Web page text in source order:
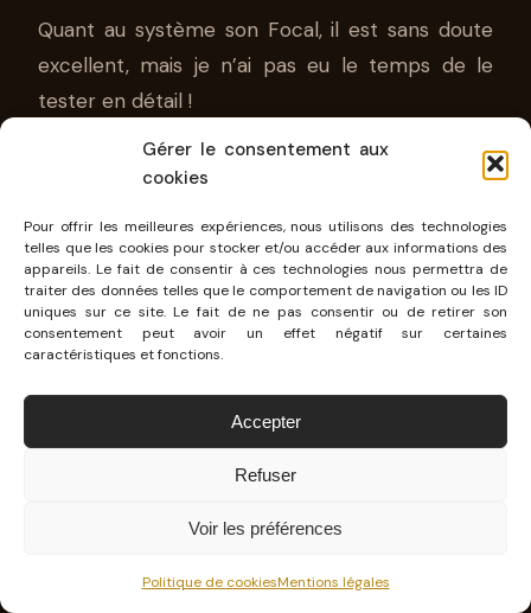
Gérer le consentement aux
cookies
Pour offrir les meilleures expériences, nous utilisons des technologies
telles que les cookies pour stocker et/ou accéder aux informations des
appareils. Le fait de consentir à ces technologies nous permettra de
traiter des données telles que le comportement de navigation ou les ID
uniques sur ce site. Le fait de ne pas consentir ou de retirer son
consentement peut avoir un effet négatif sur certaines
caractéristiques et fonctions.
Accepter
Refuser
Voir les préférences
Politique de cookiesMentions légales
Quant au système son Focal, il est sans doute
excellent, mais je n’ai pas eu le temps de le
tester en détail !
PERFORMANCES ET EFFICIENCE
: UNE RÉSERVE D’ÉNERGIE